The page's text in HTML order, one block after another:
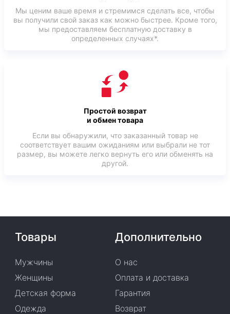
Мы ценим ваше время и стремимся сделать все, чтобы
вы получили свой заказ как можно быстрее. Кроме того,
мы предоставляем бесплатную доставку в
определенных случаях*.
Простой возврат
и обмен товара
Если вы обнаружили, что заказанный товар не
соответствует вашим ожиданиям или выбрали не тот
размер, вы можете легко вернуть его или обменять на
другой.
Товары
Мужчины
Женщины
Детская форма
Одежда
Дополнительно
О нас
Оплата и доставка
Гарантия
Возврат